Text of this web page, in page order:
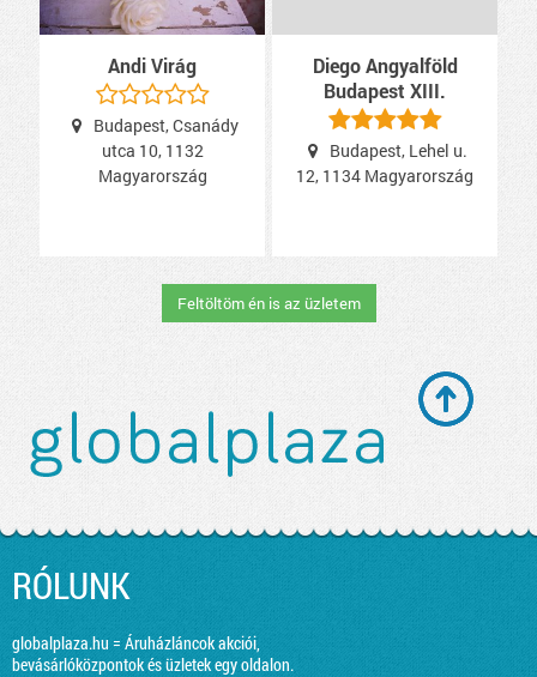
Andi Virág
Budapest, Csanády
utca 10, 1132
Magyarország
Diego Angyalföld
Budapest XIII.
Budapest, Lehel u.
12, 1134 Magyarország
Feltöltöm én is az üzletem
RÓLUNK
globalplaza.hu = Áruházláncok akciói,
bevásárlóközpontok és üzletek egy oldalon.